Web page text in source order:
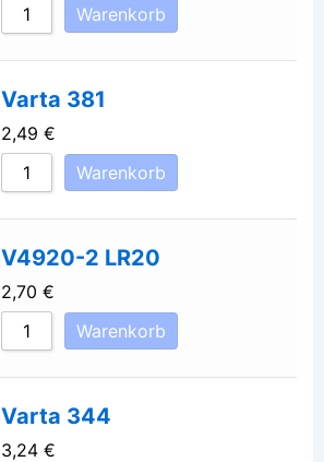
Warenkorb
Varta 381
2,49 €
Warenkorb
V4920-2 LR20
2,70 €
Warenkorb
Varta 344
3,24 €